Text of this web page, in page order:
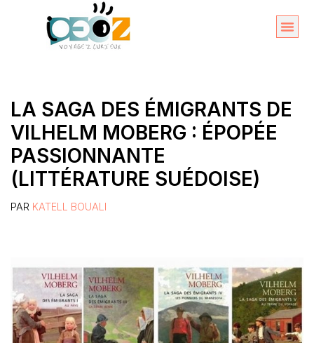
LA SAGA DES ÉMIGRANTS DE
VILHELM MOBERG : ÉPOPÉE
PASSIONNANTE
(LITTÉRATURE SUÉDOISE)
PAR KATELL BOUALI